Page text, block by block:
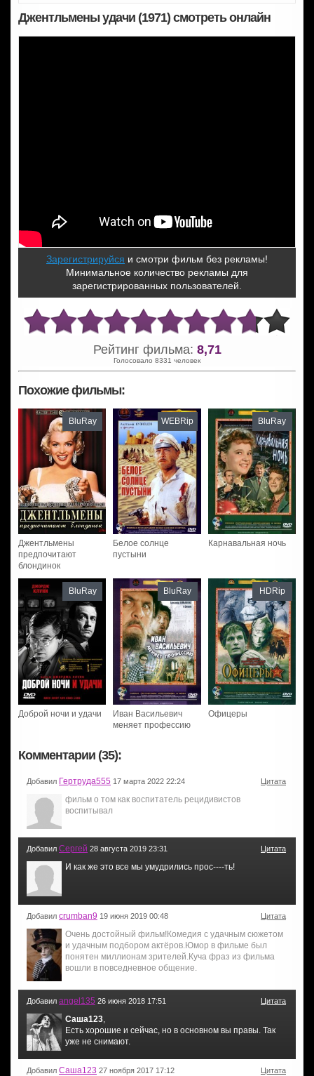
Джентльмены удачи (1971) смотреть онлайн
Зарегистрируйся и смотри фильм без рекламы!
Минимальное количество рекламы для
зарегистрированных пользователей.
Рейтинг фильма: 8,71
Голосовало 8331 человек
Похожие фильмы:
Джентльмены
предпочитают
блондинок
BluRay
Белое солнце
пустыни
WEBRip
Карнавальная ночь
BluRay
Доброй ночи и удачи
BluRay
Иван Васильевич
меняет профессию
BluRay
Офицеры
HDRip
Комментарии (35):
Добавил Гертруда555 17 марта 2022 22:24 Цитата
фильм о том как воспитатель рецидивистов
воспитывал
Добавил Сергей 28 августа 2019 23:31 Цитата
И как же это все мы умудрились прос----ть!
Добавил crumban9 19 июня 2019 00:48 Цитата
Очень достойный фильм!Комедия с удачным сюжетом
и удачным подбором актёров.Юмор в фильме был
понятен миллионам зрителей.Куча фраз из фильма
вошли в повседневное общение.
Добавил angel135 26 июня 2018 17:51 Цитата
Саша123,
Есть хорошие и сейчас, но в основном вы правы. Так
уже не снимают.
Добавил Саша123 27 ноября 2017 17:12 Цитата